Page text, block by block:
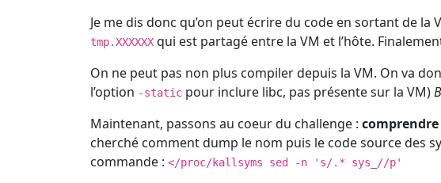
Je me dis donc qu’on peut écrire du code en sortant de la
tmp.XXXXXX qui est partagé entre la VM et l’hôte.
On ne peut pas non plus compiler depuis la VM. On va
l’option -static pour inclure libc, pas présente sur la VM)
Maintenant, passons au coeur du challenge :
cherché comment dump le nom puis le code source des
commande : </proc/kallsyms sed -n 's/.* sys_//p'